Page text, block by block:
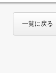
一覧に戻る